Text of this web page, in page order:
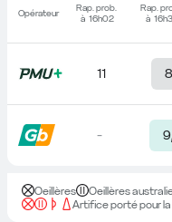
Opérateur
Rap. prob.
à 16h02
Rap.
à
11
-
Oeillères Oeillères
Artifice porté pour